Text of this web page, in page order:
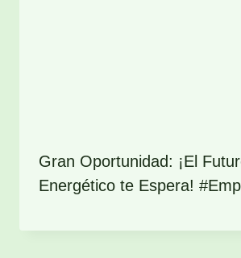
Gran Oportunidad: ¡El
Energético te Espera!